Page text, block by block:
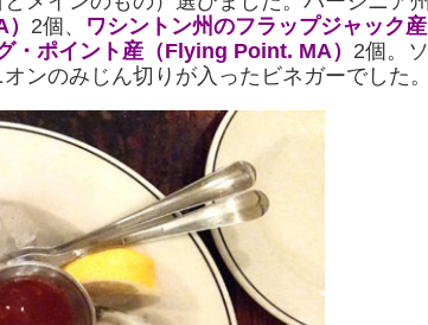
2個、 ワシントン州のフラップジャック産
・ポイント産（Flying Point. MA） 2個。ソ
ンのみじん切りが入ったビネガーでした。